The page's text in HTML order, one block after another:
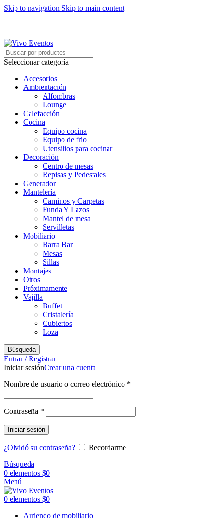
Skip to navigation Skip to main content
Seleccionar categoría
Accesorios
Ambientación
Alfombras
Lounge
Calefacción
Cocina
Equipo cocina
Equipo de frío
Utensilios para cocinar
Decoración
Centro de mesas
Repisas y Pedestales
Generador
Mantelería
Caminos y Carpetas
Funda Y Lazos
Mantel de mesa
Servilletas
Mobiliario
Barra Bar
Mesas
Sillas
Montajes
Otros
Próximamente
Vajilla
Buffet
Cristalería
Cubiertos
Loza
Búsqueda
Entrar / Registrar
Iniciar sesiónCrear una cuenta
Nombre de usuario o correo electrónico *
Contraseña *
Iniciar sesión
¿Olvidó su contraseña?
Recordarme
Búsqueda
0 elementos $0
Menú
0 elementos $0
Arriendo de mobiliario